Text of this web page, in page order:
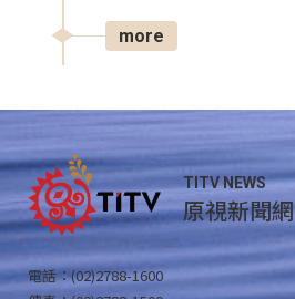
more
TITV NEWS
原視新聞網
電話：(02)2788-1600